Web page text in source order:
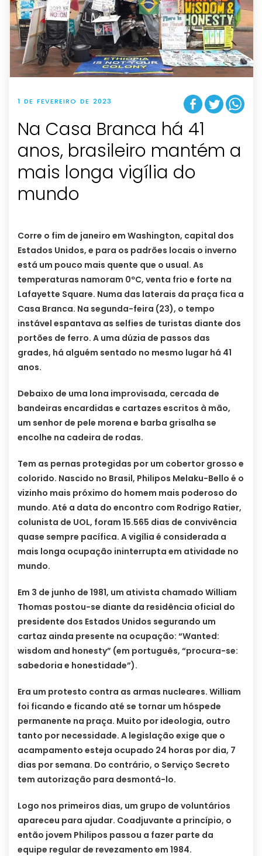
1 DE FEVEREIRO DE 2023
Na Casa Branca há 41
anos, brasileiro mantém a
mais longa vigília do
mundo
Corre o fim de janeiro em Washington, capital dos
Estados Unidos, e para os padrões locais o inverno
está um pouco mais quente que o usual. As
temperaturas namoram 0ºC, venta frio e forte na
Lafayette Square. Numa das laterais da praça fica a
Casa Branca. Na segunda-feira (23), o tempo
instável espantava as selfies de turistas diante dos
portões de ferro. A uma dúzia de passos das
grades, há alguém sentado no mesmo lugar há 41
anos.
Debaixo de uma lona improvisada, cercada de
bandeiras encardidas e cartazes escritos à mão,
um senhor de pele morena e barba grisalha se
encolhe na cadeira de rodas.
Tem as pernas protegidas por um cobertor grosso e
colorido. Nascido no Brasil, Philipos Melaku-Bello é o
vizinho mais próximo do homem mais poderoso do
mundo. Até a data do encontro com Rodrigo Ratier,
colunista de UOL, foram 15.565 dias de convivência
quase sempre pacífica. A vigília é considerada a
mais longa ocupação ininterrupta em atividade no
mundo.
Em 3 de junho de 1981, um ativista chamado William
Thomas postou-se diante da residência oficial do
presidente dos Estados Unidos segurando um
cartaz ainda presente na ocupação: “Wanted:
wisdom and honesty” (em português, “procura-se:
sabedoria e honestidade”).
Era um protesto contra as armas nucleares. William
foi ficando e ficando até se tornar um hóspede
permanente na praça. Muito por ideologia, outro
tanto por necessidade. A legislação exige que o
acampamento esteja ocupado 24 horas por dia, 7
dias por semana. Do contrário, o Serviço Secreto
tem autorização para desmontá-lo.
Logo nos primeiros dias, um grupo de voluntários
apareceu para ajudar. Coadjuvante a princípio, o
então jovem Philipos passou a fazer parte da
equipe regular de revezamento em 1984.